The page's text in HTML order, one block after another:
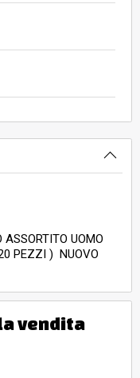
UOMO
PEZZI ) NUOVO
LO STOCK
vendita